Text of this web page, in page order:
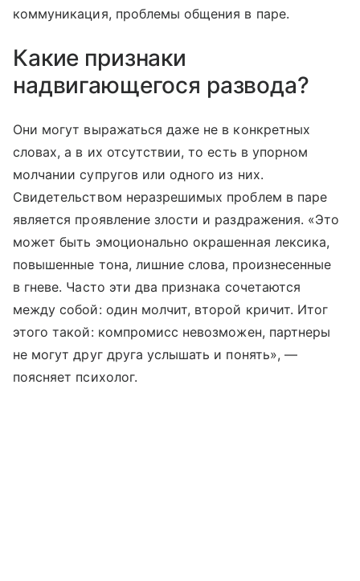
коммуникация, проблемы общения в паре.
Какие признаки
надвигающегося развода?
Они могут выражаться даже не в конкретных
словах, а в их отсутствии, то есть в упорном
молчании супругов или одного из них.
Свидетельством неразрешимых проблем в паре
является проявление злости и раздражения. «Это
может быть эмоционально окрашенная лексика,
повышенные тона, лишние слова, произнесенные
в гневе. Часто эти два признака сочетаются
между собой: один молчит, второй кричит. Итог
этого такой: компромисс невозможен, партнеры
не могут друг друга услышать и понять», —
поясняет психолог.